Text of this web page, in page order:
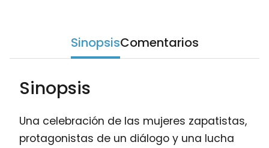
SinopsisComentarios
Sinopsis
Una celebración de las mujeres zapatistas,
protagonistas de un diálogo y una lucha